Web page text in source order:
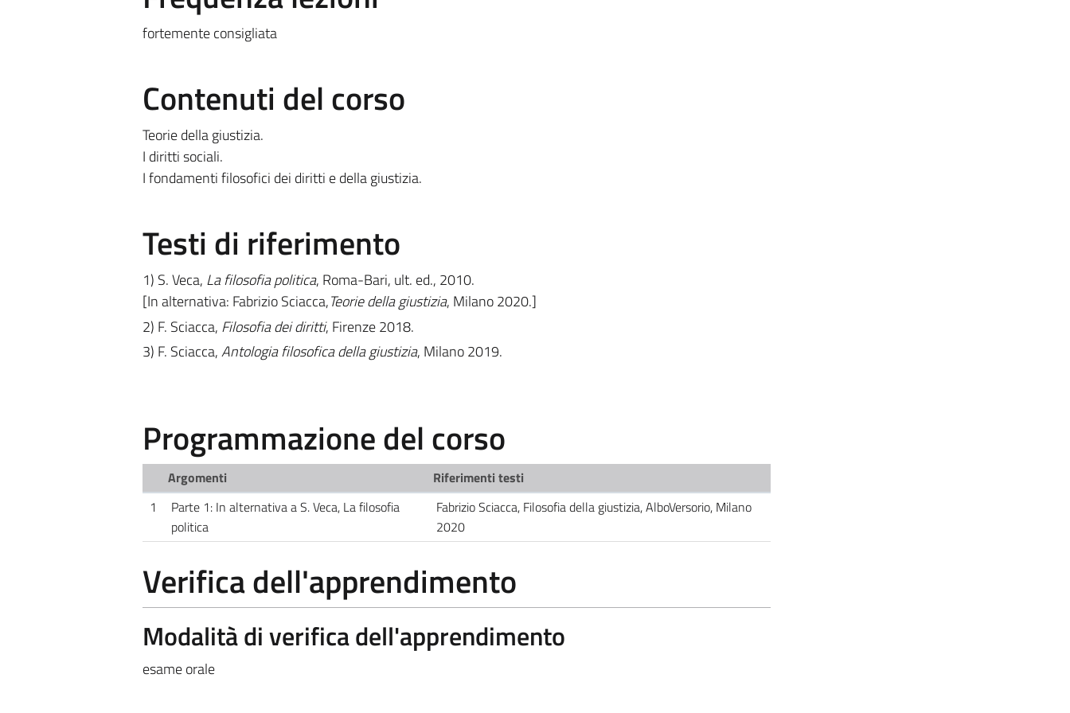
fortemente consigliata
Contenuti del corso
Teorie della giustizia.
I diritti sociali.
I fondamenti filosofici dei diritti e della giustizia.
Testi di riferimento
1) S. Veca, La filosofia politica, Roma-Bari, ult. ed., 2010.
[In alternativa: Fabrizio Sciacca,Teorie della giustizia, Milano 2020.]
2) F. Sciacca, Filosofia dei diritti, Firenze 2018.
3) F. Sciacca,Antologia filosofica della giustizia, Milano 2019.
Programmazione del corso
Argomenti
Riferimenti testi
1
Parte 1: In alternativa a S. Veca, La filosofia
politica
Fabrizio Sciacca, Filosofia della giustizia, AlboVersorio, Milano
2020
Verifica dell'apprendimento
Modalità di verifica dell'apprendimento
esame orale